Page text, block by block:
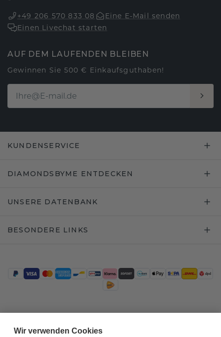
+49 206 570 833 08
Eine E-Mail senden
Einen Livechat starten
AUF DEM LAUFENDEN BLEIBEN
Gewinnen Sie 500 € Einkaufsguthaben!
KUNDENSERVICE
DIAMONDSBYME ENTDECKEN
UNSERE DATENBANK
BESONDERE LINKS
Wir verwenden Cookies